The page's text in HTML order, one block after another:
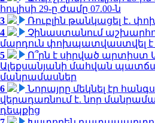
հուլիսի 29-ը ժամը 07.00-ն
3
Ռուբլին թանկացել է․
4
Չինաստանում
մարդուն փոխպատվաստվել է
5
Ո՞րն է սիրված արտիստ
Ալեքսանյանի մահվան
մանրամասներ
6
Նորայրը մեկնել էր
վերադառնում է. նոր
դեպքից